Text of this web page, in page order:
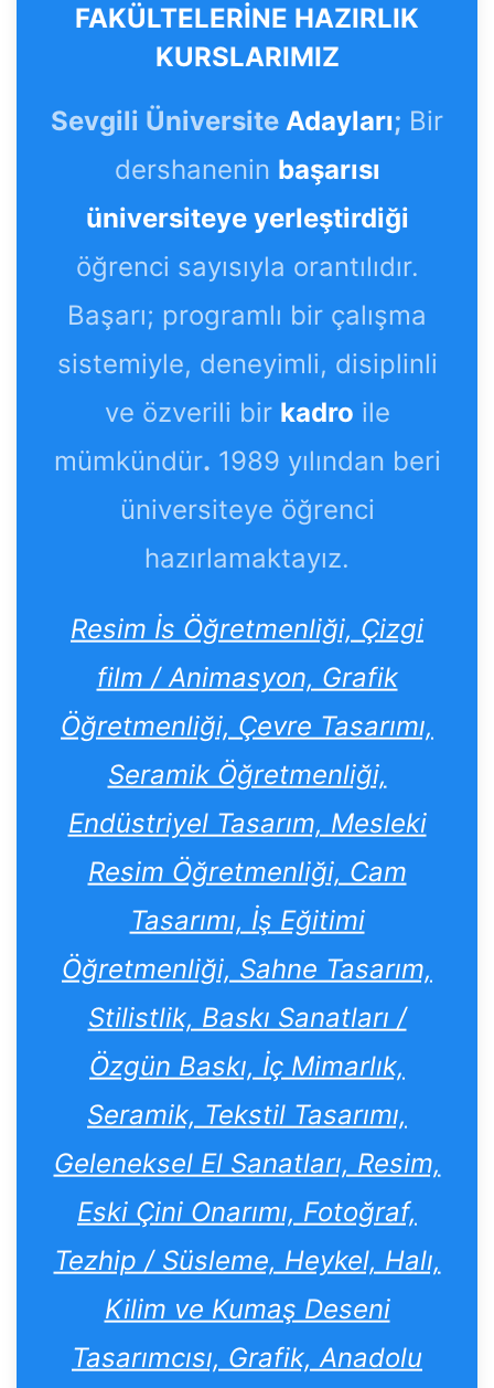
FAKÜLTELERİNE HAZIRLIK
KURSLARIMIZ
Sevgili Üniversite Adayları; Bir
dershanenin başarısı
üniversiteye yerleştirdiği
öğrenci sayısıyla orantılıdır.
Başarı; programlı bir çalışma
sistemiyle, deneyimli, disiplinli
ve özverili bir kadro ile
mümkündür. 1989 yılından beri
üniversiteye öğrenci
hazırlamaktayız.
Resim İs Öğretmenliği, Çizgi
film / Animasyon, Grafik
Öğretmenliği, Çevre Tasarımı,
Seramik Öğretmenliği,
Endüstriyel Tasarım, Mesleki
Resim Öğretmenliği, Cam
Tasarımı, İş Eğitimi
Öğretmenliği, Sahne Tasarım,
Stilistlik, Baskı Sanatları /
Özgün Baskı, İç Mimarlık,
Seramik, Tekstil Tasarımı,
Geleneksel El Sanatları, Resim,
Eski Çini Onarımı, Fotoğraf,
Tezhip / Süsleme, Heykel, Halı,
Kilim ve Kumaş Deseni
Tasarımcısı, Grafik, Anadolu